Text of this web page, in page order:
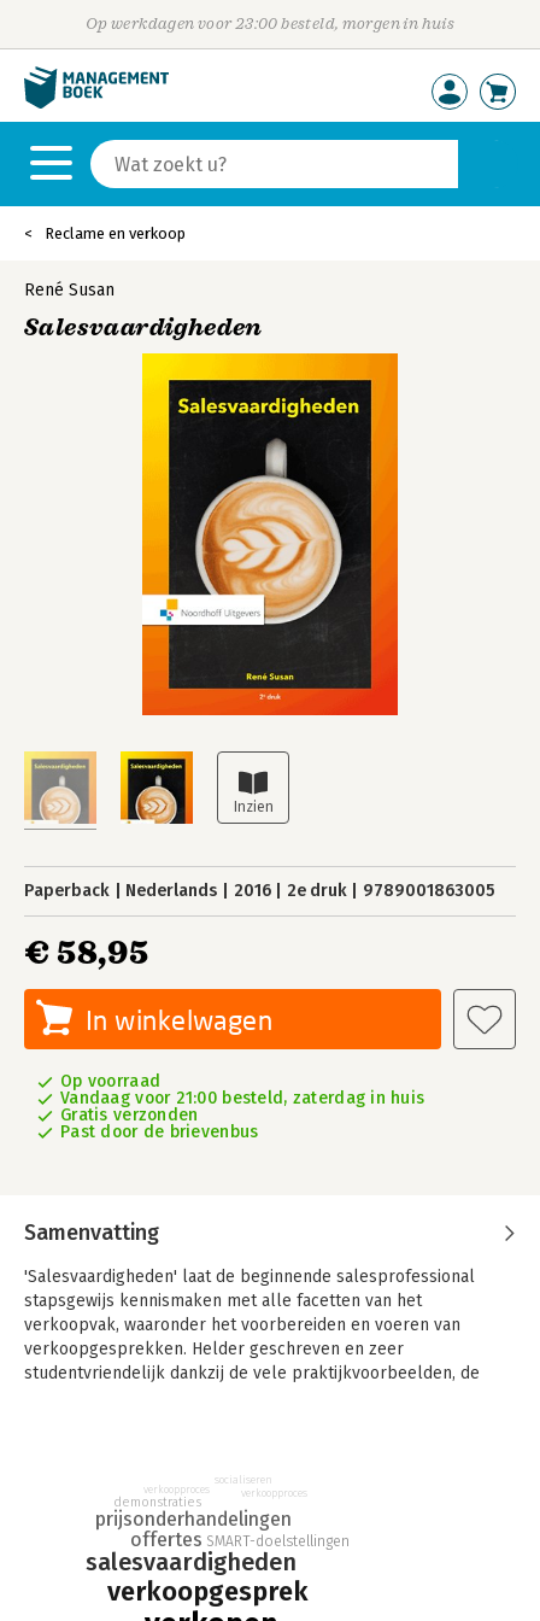
Op werkdagen voor 23:00 besteld, morgen in huis
Reclame en verkoop
René Susan
Salesvaardigheden
Paperback Nederlands 2016 2e druk 9789001863005
€ 58,95
In winkelwagen
Op voorraad
Vandaag voor 21:00 besteld, zaterdag in huis
Gratis verzonden
Past door de brievenbus
Samenvatting
'Salesvaardigheden' laat de beginnende salesprofessional
stapsgewijs kennismaken met alle facetten van het
verkoopvak, waaronder het voorbereiden en voeren van
verkoopgesprekken. Helder geschreven en zeer
studentvriendelijk dankzij de vele praktijkvoorbeelden, de
-ruime aandacht voor de verschillende fases van het
verkoopgesprek;
-uitgebreide digitale ondersteuning, inclusief video's en
instructies.verkoopgesprek
salesvaardigheden
offertes
prijsonderhandelingen
SMART-doelstellingen
demonstraties
verkoopproces
socialiseren
verkoopproces